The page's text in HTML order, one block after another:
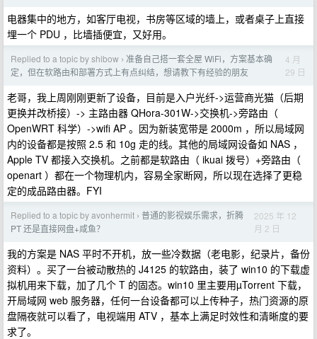
电器集中的地方，如客厅电视，书房等区域的墙上，或者桌子上直接
埋一个 PDU ，比墙插便宜，又好用。
Replied to a topic by shibow › 准备自己搭一套全屋 WiFi，方案基本确
定，但在软路由和部署方式上有点纠结，想请教下有经验的朋友
4 月
29 日
老哥，我上周刚刚更新了设备，目前是入户光纤->运营商光猫（后期
更换并改桥接）-> 主路由器 QHora-301W->交换机->旁路由（
OpenWRT 科学）->wifi AP 。因为新装宽带是 2000m ，所以局域网
内的设备都是按照 2.5 和 10g 走的线。其他的局域网设备如 NAS ，
Apple TV 都接入交换机。之前都是软路由（ ikuai 拨号）+旁路由（
openart ）都在一个物理机内，容易全家断网，所以现在选择了更稳
定的成品路由器。FYI
Replied to a topic by avonhermit › 普通的影视娱乐需求，折腾
PT 还是直接网盘+咸鱼？
2025 年 12
月 2 日
我的方案是 NAS 平时不开机，放一些冷数据（老电影，纪录片，备份
资料）。买了一台被动散热的 J4125 的软路由，装了 win10 的下载虚
拟机用来下载，加了几个 T 的固态。win10 里主要用µTorrent 下载，
开局域网 web 服务器，任何一台设备都可以上传种子，热门资源的原
盘隔夜就可以看了，电视端用 ATV ，基本上满足时效性和清晰度的要
求了。